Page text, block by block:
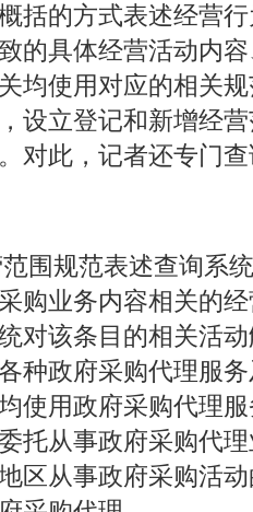
括的方式表述经营
的具体经营活动内
均使用对应的相关
设立登记和新增经
对此，记者还专门
围规范表述查询系
购业务内容相关的
对该条目的相关活
种政府采购代理服
使用政府采购代理
托从事政府采购代
区从事政府采购活